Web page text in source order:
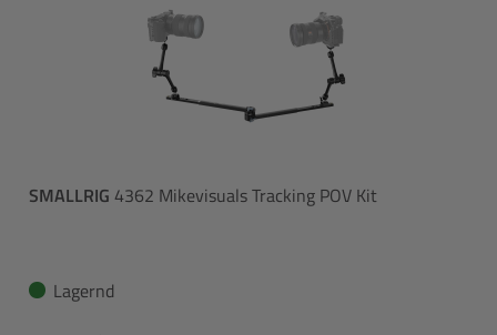
SMALLRIG 4362 Mikevisuals Tracking POV Kit
Lagernd